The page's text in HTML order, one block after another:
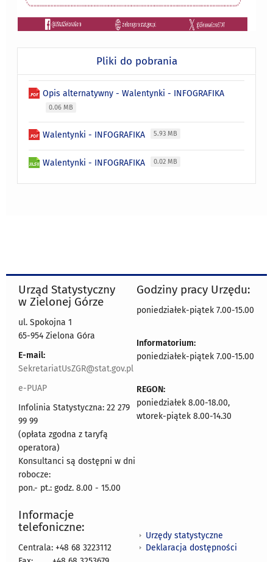
Pliki do pobrania
Opis alternatywny - Walentynki - INFOGRAFIKA
0.06 MB
Walentynki - INFOGRAFIKA 5.93 MB
Walentynki - INFOGRAFIKA 0.02 MB
Urząd Statystyczny
w Zielonej Górze
ul. Spokojna 1
65-954 Zielona Góra
E-mail:
SekretariatUsZGR@stat.gov.pl
e-PUAP
Infolinia Statystyczna: 22 279
99 99
(opłata zgodna z taryfą
operatora)
Konsultanci są dostępni w dni
robocze:
pon.- pt.: godz. 8.00 - 15.00
Godziny pracy Urzędu:
poniedziałek-piątek 7.00-15.00
Informatorium:
poniedziałek-piątek 7.00-15.00
REGON:
poniedziałek 8.00-18.00,
wtorek-piątek 8.00-14.30
Informacje
telefoniczne:
Centrala: +48 68 3223112
Urzędy statystyczne
Deklaracja dostępności